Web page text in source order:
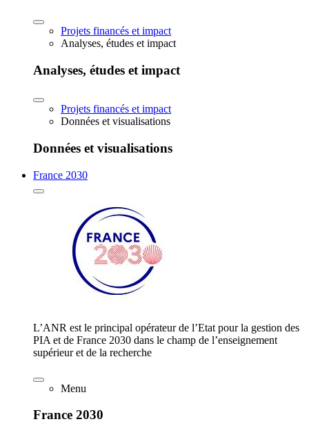
Projets financés et impact
Analyses, études et impact
Analyses, études et impact
Projets financés et impact
Données et visualisations
Données et visualisations
France 2030
L’ANR est le principal opérateur de l’Etat pour la gestion des
PIA et de France 2030 dans le champ de l’enseignement
supérieur et de la recherche
Menu
France 2030